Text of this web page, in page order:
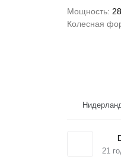
Мощность
Колесная
21